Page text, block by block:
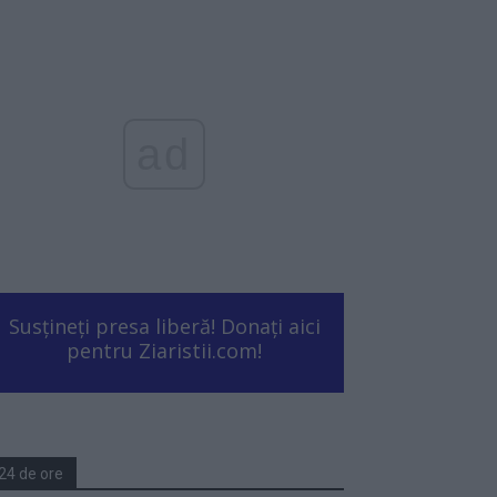
Susțineți presa liberă! Donați aici
pentru Ziaristii.com!
de ore